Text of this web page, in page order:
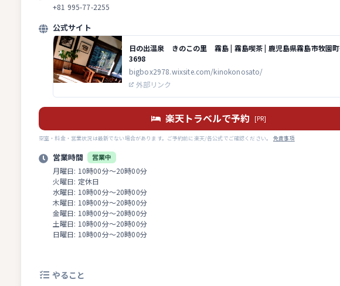
+81 995-77-2255
公式サイト
日の出温泉 きのこの里 霧島 | 霧島喫茶 | 鹿児島県霧島市牧園
3698
bigbox2978.wixsite.com/kinokonosato/
外部リンク
楽天トラベルで予約 [PR]
空室・料金・営業状況は最新でない場合があります。ご予約前に楽天/各公式でご確認ください。 免責事項
営業時間 営業中
月曜日: 10時00分～20時00分
火曜日: 定休日
水曜日: 10時00分～20時00分
木曜日: 10時00分～20時00分
金曜日: 10時00分～20時00分
土曜日: 10時00分～20時00分
日曜日: 10時00分～20時00分
やること